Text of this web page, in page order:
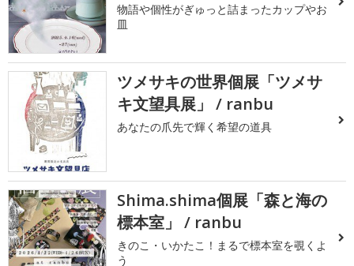
物語や個性がぎゅっと詰まったカップやお
皿
ツメサキの世界個展「ツメサ
キ文望具展」 / ranbu
あなたの爪先で輝く希望の道具
Shima.shima個展「森と海の
標本室」 / ranbu
きのこ・いかたこ！まるで標本室を覗くよ
う